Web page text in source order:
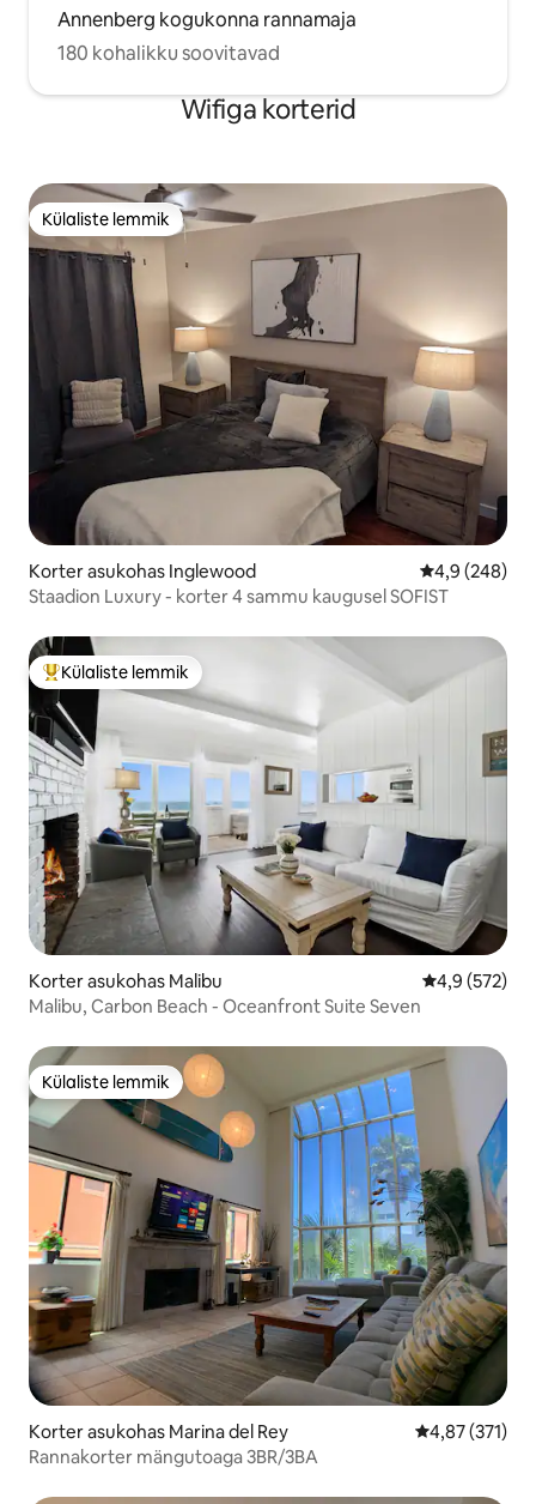
Annenberg kogukonna rannamaja
180 kohalikku soovitavad
Wifiga korterid
Külaliste lemmik
Külaliste lemmik
Korter asukohas Inglewood Keskmine
4,9 (248)
Staadion Luxury - korter 4 sammu kaugusel SOFIST
Külaliste suur lemmik
Külaliste lemmik
Korter asukohas Malibu Keskmine
4,9 (572)
Malibu, Carbon Beach - Oceanfront Suite Seven
Külaliste lemmik
Külaliste lemmik
Korter asukohas Marina del Rey Keskmine
4,87 (371)
Rannakorter mängutoaga 3BR/3BA